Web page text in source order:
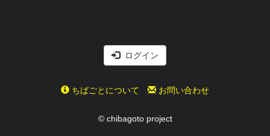
ログイン
ちばごとについて お問い合わせ
© chibagoto project